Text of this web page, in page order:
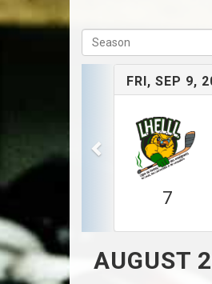
Season
FRI, SEP 9,
7
AUGUST